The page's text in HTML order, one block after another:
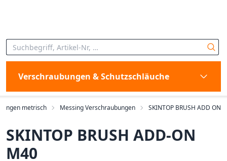
Verschraubungen & Schutzschläuche
metrisch Messing Verschraubungen SKINTOP BRUSH ADD ON
SKINTOP BRUSH ADD-ON
M40